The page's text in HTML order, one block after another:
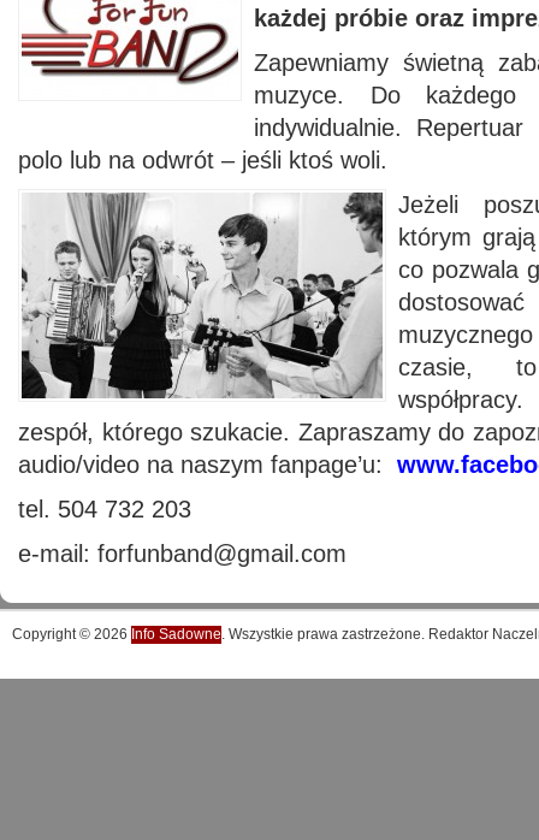
każdej próbie oraz
Zapewniamy świetną
muzyce. Do każdego
indywidualnie.
polo lub na odwrót – jeśli ktoś woli.
Jeżeli
którym
co pozwala
czasie,
zespół, którego szukacie. Zapraszamy do
audio/video na naszym fanpage’u:
tel. 504 732 203
e-mail: forfunband@gmail.com
Copyright © 2026 Info Sadowne. Wszystkie prawa zastrzeżone. Redaktor